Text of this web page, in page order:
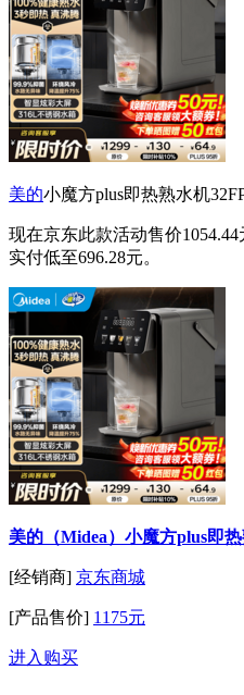
美的小魔方plus即热熟水机
现在京东此款活动售价
实付低至696.28元。
美的（Midea）小魔方plus即
[经销商] 京东商城
[产品售价] 1175元
进入购买